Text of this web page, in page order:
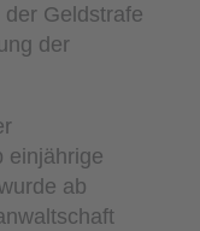
Geldstrafe
der
einjährige
ab